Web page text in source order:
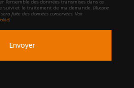
l'ensemble des données transmises dans ce
suivi et le traitement de ma demande.(Aucune
faite des données conservées. Voir
)